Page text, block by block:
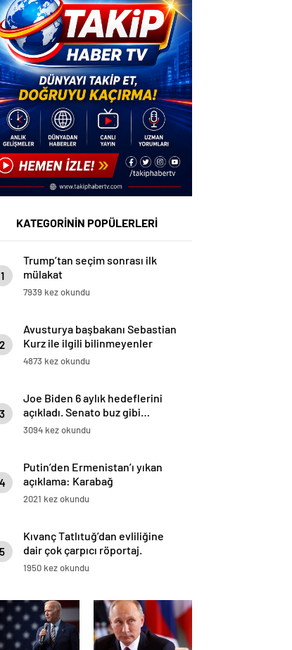
KATEGORİNİN POPÜLERLERİ
1
Trump’tan seçim sonrası ilk
mülakat
7939 kez okundu
2
Avusturya başbakanı Sebastian
Kurz ile ilgili bilinmeyenler
4873 kez okundu
3
Joe Biden 6 aylık hedeflerini
açıkladı. Senato buz gibi…
3094 kez okundu
4
Putin’den Ermenistan’ı yıkan
açıklama: Karabağ
Azerbaycan’ın ayrılmaz bir
2021 kez okundu
5
Kıvanç Tatlıtuğ’dan evliliğine
dair çok çarpıcı röportaj.
1950 kez okundu